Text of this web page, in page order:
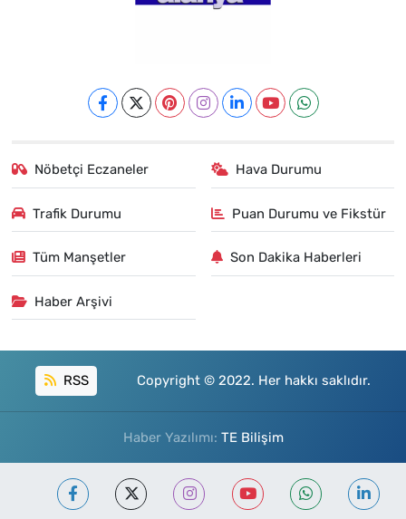
Nöbetçi Eczaneler Hava Durumu
Trafik Durumu Puan Durumu ve Fikstür
Tüm Manşetler Son Dakika Haberleri
Haber Arşivi
RSS Copyright © 2022. Her hakkı saklıdır.
Haber Yazılımı: TE Bilişim